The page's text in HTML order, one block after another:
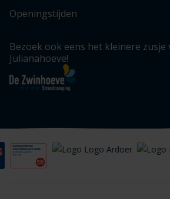
Openingstijden
Bezoek ook eens het kleinere zusje
Julianahoeve!